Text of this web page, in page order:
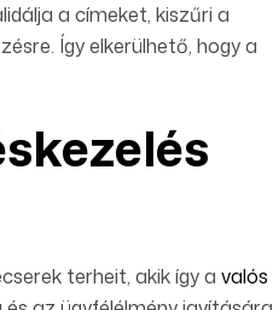
a címeket, kiszűri a
Így elkerülhető, hogy a
terheit, akik így a valós